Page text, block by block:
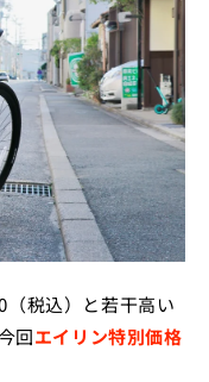
（税込）と若干高い
回エイリン特別価格